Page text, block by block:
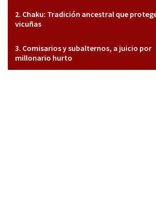
Chaku: Tradición ancestral que
vicuñas
Comisarios y subalternos, a juicio por
millonario hurto